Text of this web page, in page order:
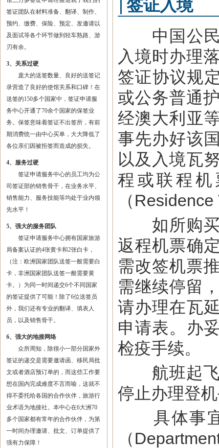
签证团队在材料准备、翻译、制作、
预约、缴费、保险、预定、发邀请以
及面试等各个环节做到轻车熟路、游
刃有余。
3、关系过硬
庞大的送签数量、良好的送签记
录营造了良好的使馆关系和口碑！在
送签的150多个国家中，签证申请服
务中心开通了70余个国家的保签业
务。保签意味着签证不出签所，有前
期消费统一由中心买单，大大降低了
各位亲们因被拒签而造成的损失。
4、服务过硬
签证申请服务中心的员工均为公
司签证部的销售骨干，在业务水平、
销售能力、服务技能等均处于业内领
先水平！
5、强大的服务团队
签证申请服务中心拥有国家旅游
局备案认证的4张黄卡和2张白卡，
（注：欧洲国家团队送签一般需要白
卡，非洲国家团队送签一般需要黄
卡。）为同一时间递交6个不同国家
的签证提供了可能！除了6位送签员
外，我们还有专业的翻译、填表人
员，以及销售骨干。
6、强大的地接网络
众所周知，除很小一部分国家外
签证的递交是需要邀请函、移民局批
文或者酒店预订单的，而这些工作要
想在国内完成难度不言而喻，这就不
得不委托给各国的合作伙伴，旅游行
业术语为地接社。本中心在6大洲70
多个国家都有常年的合作伙伴，为第
一时间办理邀请、批文、订单提供了
强有力保障！
签证入境
中国公民
入境时办理
签证协议规
或公务普通
经澳大利亚
事先办好该
以及入境瓦
程或联程
（
如所购买
返程机票确
需改签机票
需继续停留
请办理在瓦
申请表。办
检疫手续。
航班起飞
停止办理登
具体事宜
（